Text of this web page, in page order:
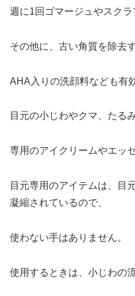
週に1回ゴマージュやスクラ
その他に、古い角質を除去
AHA入りの洗顔料なども有
目元の小じわやクマ、たる
専用のアイクリームやエッ
目元専用のアイテムは、目
凝縮されているので、
使わない手はありません。
使用するときは、小じわの